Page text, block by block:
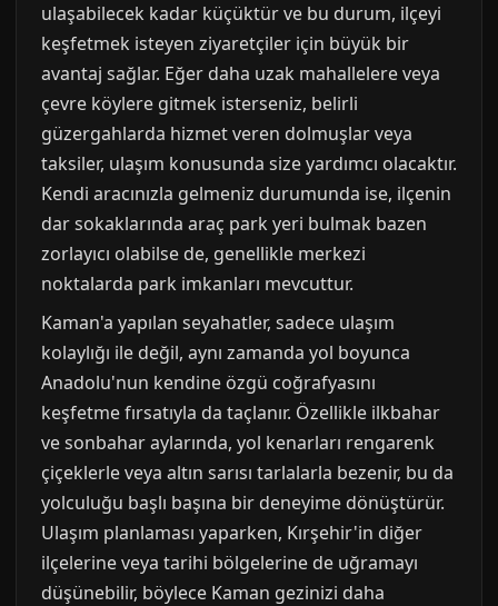
ulaşabilecek kadar küçüktür ve bu durum, ilçeyi
keşfetmek isteyen ziyaretçiler için büyük bir
avantaj sağlar. Eğer daha uzak mahallelere veya
çevre köylere gitmek isterseniz, belirli
güzergahlarda hizmet veren dolmuşlar veya
taksiler, ulaşım konusunda size yardımcı olacaktır.
Kendi aracınızla gelmeniz durumunda ise, ilçenin
dar sokaklarında araç park yeri bulmak bazen
zorlayıcı olabilse de, genellikle merkezi
noktalarda park imkanları mevcuttur.
Kaman'a yapılan seyahatler, sadece ulaşım
kolaylığı ile değil, aynı zamanda yol boyunca
Anadolu'nun kendine özgü coğrafyasını
keşfetme fırsatıyla da taçlanır. Özellikle ilkbahar
ve sonbahar aylarında, yol kenarları rengarenk
çiçeklerle veya altın sarısı tarlalarla bezenir, bu da
yolculuğu başlı başına bir deneyime dönüştürür.
Ulaşım planlaması yaparken, Kırşehir'in diğer
ilçelerine veya tarihi bölgelerine de uğramayı
düşünebilir, böylece Kaman gezinizi daha